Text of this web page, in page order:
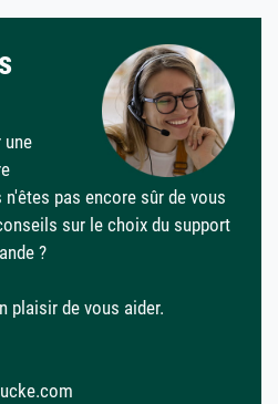
une
pas encore sûr de vous
sur le choix du support
?
plaisir de vous aider.